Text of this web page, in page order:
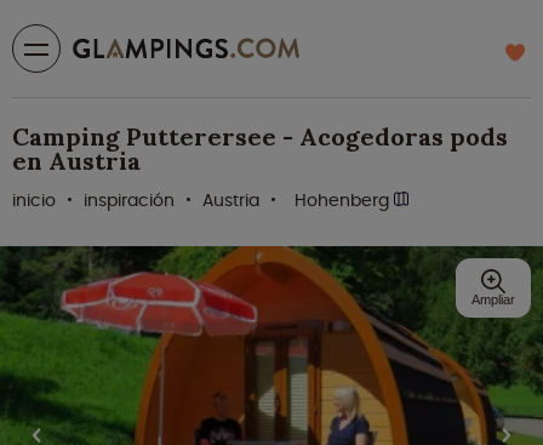
Camping Putterersee - Acogedoras pods
en Austria
inicio inspiración Austria Hohenberg
Ampliar